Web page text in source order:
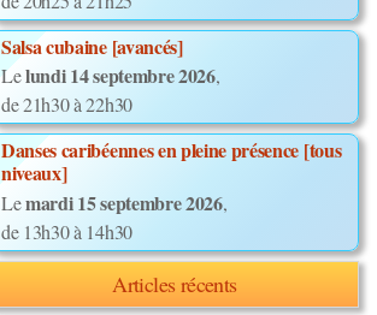
Salsa cubaine [avancés]
Lelundi 14 septembre 2026,
de 21h30 à 22h30
Danses caribéennes en pleine présence [tous
niveaux]
Lemardi 15 septembre 2026,
de 13h30 à 14h30
Articles récents